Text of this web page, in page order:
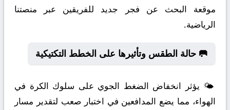
موقعة البحث عن فجر جديد للفريقين عبر منصتنا
الرياضية.
🥅 حالة الطقس وتأثيرها على الخطط التكتيكية
🌤️ يؤثر انخفاض الضغط الجوي على سلوك الكرة في
الهواء، مما يضع المدافعين في اختبار صعب لتقدير مسار